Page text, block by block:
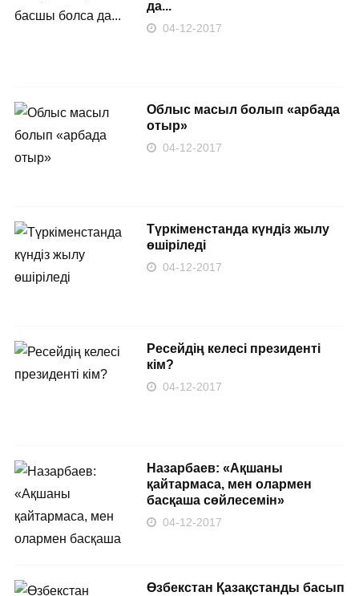
да...
04-12-2017
Облыс масыл болып «арбада
отыр»
04-12-2017
Түркіменстанда күндіз жылу
өшіріледі
04-12-2017
Ресейдің келесі президенті
кім?
04-12-2017
Назарбаев: «Ақшаны
қайтармаса, мен олармен
басқаша сөйлесемін»
04-12-2017
Өзбекстан Қазақстанды басып